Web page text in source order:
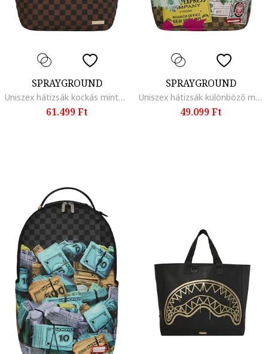
SPRAYGROUND
Uniszex hátizsák kockás mintával, Piros/Fekete/Fangóbarna
61.499 Ft
SPRAYGROUND
Uniszex hátizsák különböző mintákkal, Zöld/Barna/Rózsaszín
49.099 Ft